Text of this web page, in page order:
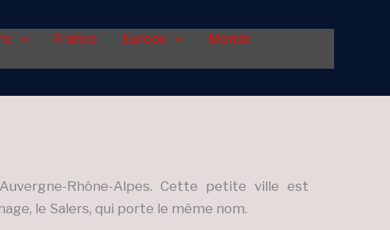
France Europe
Monde
Rhône-Alpes. Cette petite ville est
le Salers, qui porte le même nom.